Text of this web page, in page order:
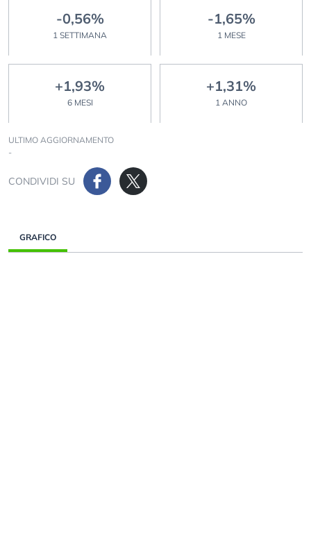
-0,56%
1 SETTIMANA
-1,65%
1 MESE
+1,93%
6 MESI
+1,31%
1 ANNO
ULTIMO AGGIORNAMENTO
-
CONDIVIDI SU
GRAFICO